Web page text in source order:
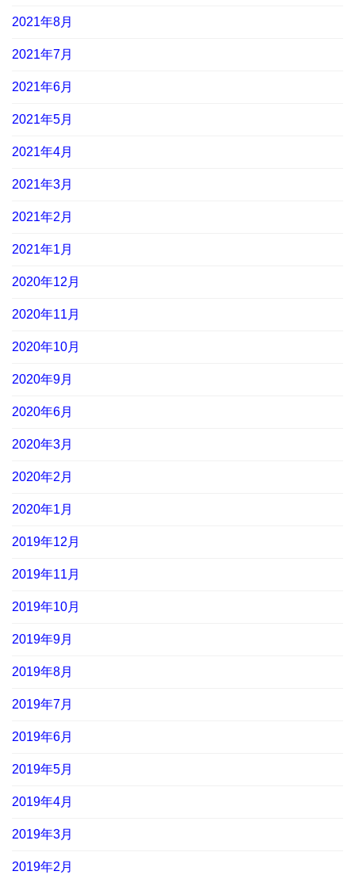
2021年8月
2021年7月
2021年6月
2021年5月
2021年4月
2021年3月
2021年2月
2021年1月
2020年12月
2020年11月
2020年10月
2020年9月
2020年6月
2020年3月
2020年2月
2020年1月
2019年12月
2019年11月
2019年10月
2019年9月
2019年8月
2019年7月
2019年6月
2019年5月
2019年4月
2019年3月
2019年2月